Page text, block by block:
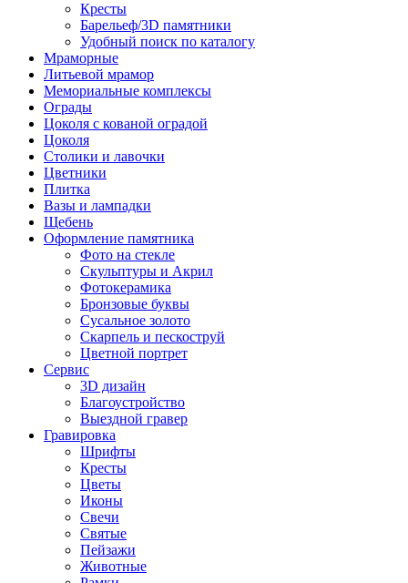
Кресты
Барельеф/3D памятники
Удобный поиск по каталогу
Мраморные
Литьевой мрамор
Мемориальные комплексы
Ограды
Цоколя с кованой оградой
Цоколя
Столики и лавочки
Цветники
Плитка
Вазы и лампадки
Щебень
Оформление памятника
Фото на стекле
Скульптуры и Акрил
Фотокерамика
Бронзовые буквы
Сусальное золото
Скарпель и пескоструй
Цветной портрет
Сервис
3D дизайн
Благоустройство
Выездной гравер
Гравировка
Шрифты
Кресты
Цветы
Иконы
Свечи
Святые
Пейзажи
Животные